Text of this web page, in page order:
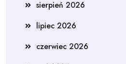
sierpień 2026
lipiec 2026
czerwiec 2026